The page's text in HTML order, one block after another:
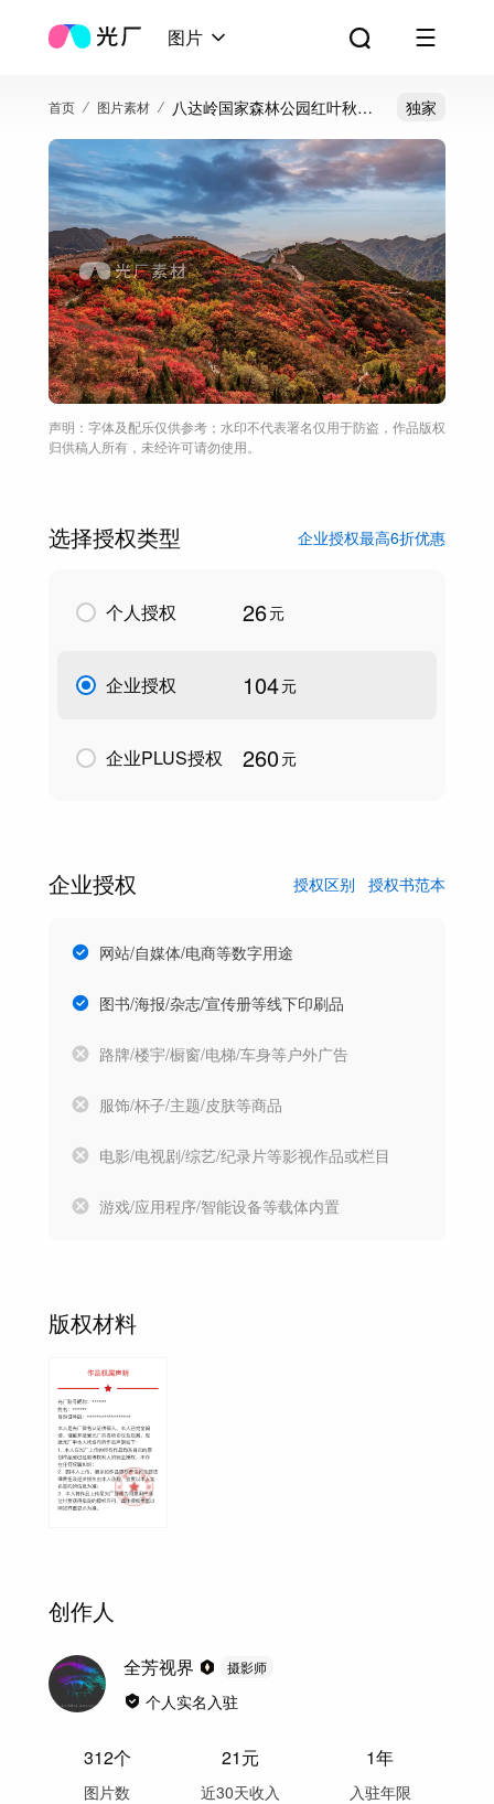
图片
首页 图片素材
八达岭国家森林公园红叶秋季
独家
声明：字体及配乐仅供参考；水印不代表署名仅用于防盗，作品版权
归供稿人所有，未经许可请勿使用。
选择授权类型 企业授权最高6折优惠
个人授权 26元
企业授权 104元
企业PLUS授权 260元
企业授权 授权区别 授权书范本
网站/自媒体/电商等数字用途
图书/海报/杂志/宣传册等线下印刷品
路牌/楼宇/橱窗/电梯/车身等户外广告
服饰/杯子/主题/皮肤等商品
电影/电视剧/综艺/纪录片等影视作品或栏目
游戏/应用程序/智能设备等载体内置
版权材料
创作人
全芳视界 摄影师
个人实名入驻
312个
图片数
21元
近30天收入
1年
入驻年限